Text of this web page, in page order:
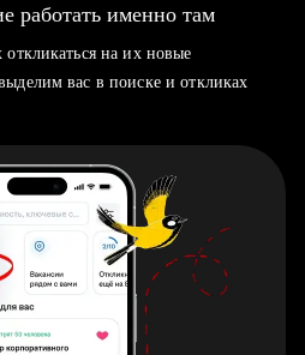
работать именно там
на их новые
вас в поиске и откликах